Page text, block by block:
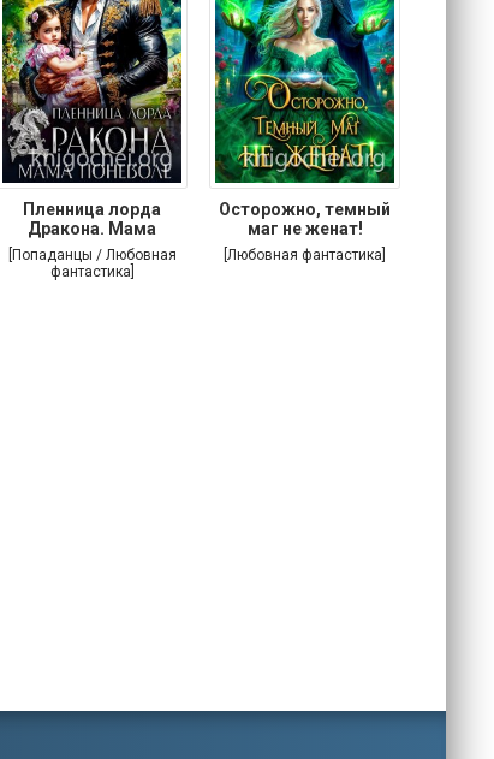
Пленница лорда
Дракона. Мама
поневоле
[Попаданцы / Любовная
фантастика]
Осторожно, темный
маг не женат!
[Любовная фантастика]